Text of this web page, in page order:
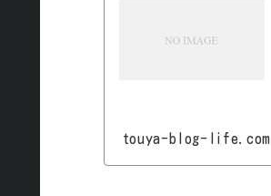
touya-blog-life.com